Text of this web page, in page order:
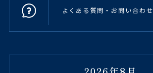
よくある質問・お問い合わせ